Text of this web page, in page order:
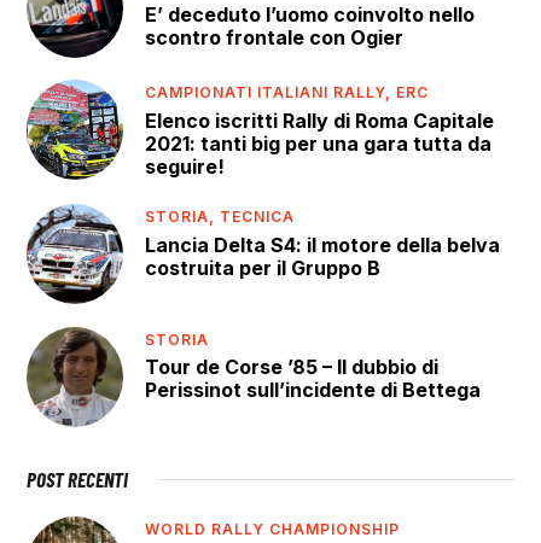
E’ deceduto l’uomo coinvolto nello
scontro frontale con Ogier
CAMPIONATI ITALIANI RALLY, ERC
Elenco iscritti Rally di Roma Capitale
2021: tanti big per una gara tutta da
seguire!
STORIA, TECNICA
Lancia Delta S4: il motore della belva
costruita per il Gruppo B
STORIA
Tour de Corse ’85 – Il dubbio di
Perissinot sull’incidente di Bettega
POST RECENTI
WORLD RALLY CHAMPIONSHIP